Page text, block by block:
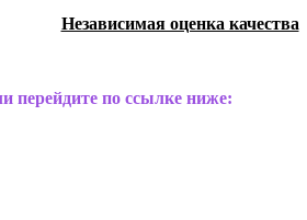
Независимая оценка качества
перейдите по ссылке ниже: